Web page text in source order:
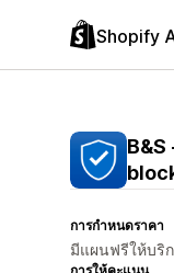
Shopify
B&S
การกำหนดราคา
มีแผนฟรีให้บริ